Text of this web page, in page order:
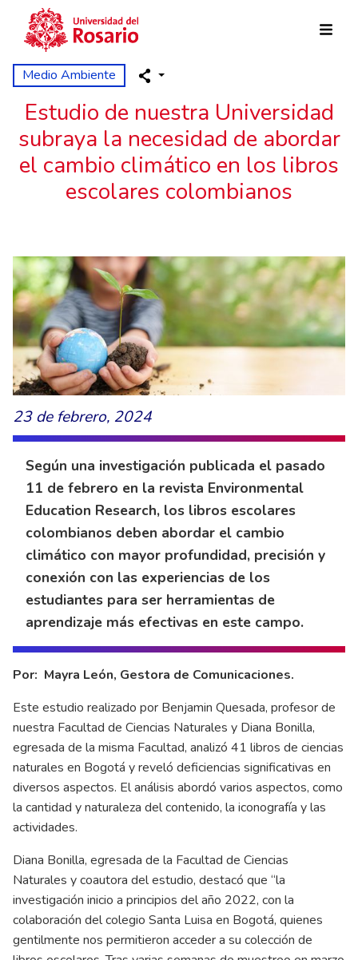
Pasar al contenido principal
Medio Ambiente
Estudio de nuestra Universidad
subraya la necesidad de abordar
el cambio climático en los libros
escolares colombianos
23 de febrero, 2024
Según una investigación publicada el pasado
11 de febrero en la revista Environmental
Education Research, los libros escolares
colombianos deben abordar el cambio
climático con mayor profundidad, precisión y
conexión con las experiencias de los
estudiantes para ser herramientas de
aprendizaje más efectivas en este campo.
Por: Mayra León, Gestora de Comunicaciones.
Este estudio realizado por Benjamin Quesada, profesor de
nuestra Facultad de Ciencias Naturales y Diana Bonilla,
egresada de la misma Facultad, analizó 41 libros de ciencias
naturales en Bogotá y reveló deficiencias significativas en
diversos aspectos. El análisis abordó varios aspectos, como
la cantidad y naturaleza del contenido, la iconografía y las
actividades.
Diana Bonilla, egresada de la Facultad de Ciencias
Naturales ycoautora del estudio, destacó que “la
investigación inicio a principios del año 2022, con la
colaboración del colegio Santa Luisa en Bogotá, quienes
gentilmente nos permitieron acceder a su colección de